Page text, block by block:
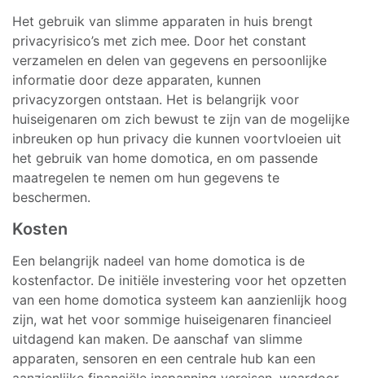
Het gebruik van slimme apparaten in huis brengt
privacyrisico’s met zich mee. Door het constant
verzamelen en delen van gegevens en persoonlijke
informatie door deze apparaten, kunnen
privacyzorgen ontstaan. Het is belangrijk voor
huiseigenaren om zich bewust te zijn van de mogelijke
inbreuken op hun privacy die kunnen voortvloeien uit
het gebruik van home domotica, en om passende
maatregelen te nemen om hun gegevens te
beschermen.
Kosten
Een belangrijk nadeel van home domotica is de
kostenfactor. De initiële investering voor het opzetten
van een home domotica systeem kan aanzienlijk hoog
zijn, wat het voor sommige huiseigenaren financieel
uitdagend kan maken. De aanschaf van slimme
apparaten, sensoren en een centrale hub kan een